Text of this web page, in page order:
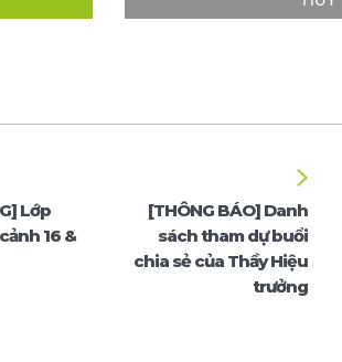
Lớp
16 &
[THÔNG BÁO] Danh
sách tham dự buổi
chia sẻ của Thầy Hiệu
trưởng